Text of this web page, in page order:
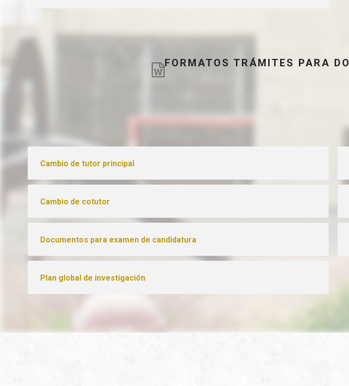
FORMATOS TRÁMITES PARA
Cambio de tutor principal
Cambio de cotutor
Documentos para examen de candidatura
Plan global de investigación